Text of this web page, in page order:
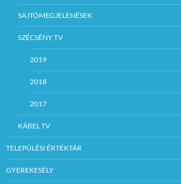
SAJTÓMEGJELENÉSEK
SZÉCSÉNY TV
2019
2018
2017
KÁBEL TV
TELEPÜLÉSI ÉRTÉKTÁR
GYEREKESÉLY